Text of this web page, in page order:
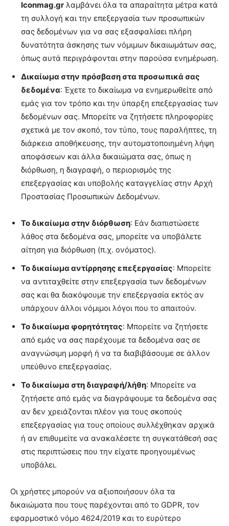
Iconmag.gr λαμβάνει όλα τα απαραίτητα μέτρα κατά
τη συλλογή και την επεξεργασία των προσωπικών
σας δεδομένων για να σας εξασφαλίσει πλήρη
δυνατότητα άσκησης των νόμιμων δικαιωμάτων σας,
όπως αυτά περιγράφονται στην παρούσα ενημέρωση.
Δικαίωμα στην πρόσβαση στα προσωπικά σας
δεδομένα: Έχετε το δικαίωμα να ενημερωθείτε από
εμάς για τον τρόπο και την ύπαρξη επεξεργασίας των
δεδομένων σας. Μπορείτε να ζητήσετε πληροφορίες
σχετικά με τον σκοπό, τον τύπο, τους παραλήπτες, τη
διάρκεια αποθήκευσης, την αυτοματοποιημένη λήψη
αποφάσεων και άλλα δικαιώματα σας, όπως η
διόρθωση, η διαγραφή, ο περιορισμός της
επεξεργασίας και υποβολής καταγγελίας στην Αρχή
Προστασίας Προσωπικών Δεδομένων.
Το δικαίωμα στην διόρθωση: Εάν διαπιστώσετε
λάθος στα δεδομένα σας, μπορείτε να υποβάλετε
αίτηση για διόρθωση (π.χ. ονόματος).
Το δικαίωμα αντίρρησης επεξεργασίας: Μπορείτε
να αντιταχθείτε στην επεξεργασία των δεδομένων
σας και θα διακόψουμε την επεξεργασία εκτός αν
υπάρχουν άλλοι νόμιμοι λόγοι που το απαιτούν.
Το δικαίωμα φορητότητας: Μπορείτε να ζητήσετε
από εμάς να σας παρέχουμε τα δεδομένα σας σε
αναγνώσιμη μορφή ή να τα διαβιβάσουμε σε άλλον
υπεύθυνο επεξεργασίας.
Το δικαίωμα στη διαγραφή/λήθη: Μπορείτε να
ζητήσετε από εμάς να διαγράψουμε τα δεδομένα σας
αν δεν χρειάζονται πλέον για τους σκοπούς
επεξεργασίας για τους οποίους συλλέχθηκαν αρχικά
ή αν επιθυμείτε να ανακαλέσετε τη συγκατάθεσή σας
στις περιπτώσεις που την είχατε προηγουμένως
υποβάλει.
Οι χρήστες μπορούν να αξιοποιήσουν όλα τα
δικαιώματα που τους παρέχονται από το GDPR, τον
εφαρμοστικό νόμο 4624/2019 και το ευρύτερο